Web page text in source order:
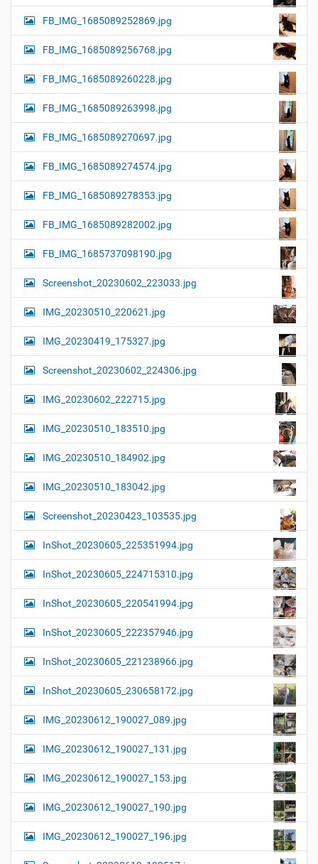
FB_IMG_1685089252869.jpg
FB_IMG_1685089256768.jpg
FB_IMG_1685089260228.jpg
FB_IMG_1685089263998.jpg
FB_IMG_1685089270697.jpg
FB_IMG_1685089274574.jpg
FB_IMG_1685089278353.jpg
FB_IMG_1685089282002.jpg
FB_IMG_1685737098190.jpg
Screenshot_20230602_223033.jpg
IMG_20230510_220621.jpg
IMG_20230419_175327.jpg
Screenshot_20230602_224306.jpg
IMG_20230602_222715.jpg
IMG_20230510_183510.jpg
IMG_20230510_184902.jpg
IMG_20230510_183042.jpg
Screenshot_20230423_103535.jpg
InShot_20230605_225351994.jpg
InShot_20230605_224715310.jpg
InShot_20230605_220541994.jpg
InShot_20230605_222357946.jpg
InShot_20230605_221238966.jpg
InShot_20230605_230658172.jpg
IMG_20230612_190027_089.jpg
IMG_20230612_190027_131.jpg
IMG_20230612_190027_153.jpg
IMG_20230612_190027_190.jpg
IMG_20230612_190027_196.jpg